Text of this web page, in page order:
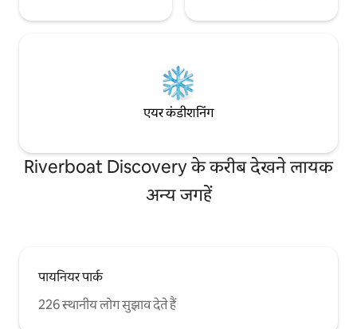
एयर कंडीशनिंग
Riverboat Discovery के करीब देखने लायक
अन्य जगहें
पायनियर पार्क
226 स्थानीय लोग सुझाव देते हैं